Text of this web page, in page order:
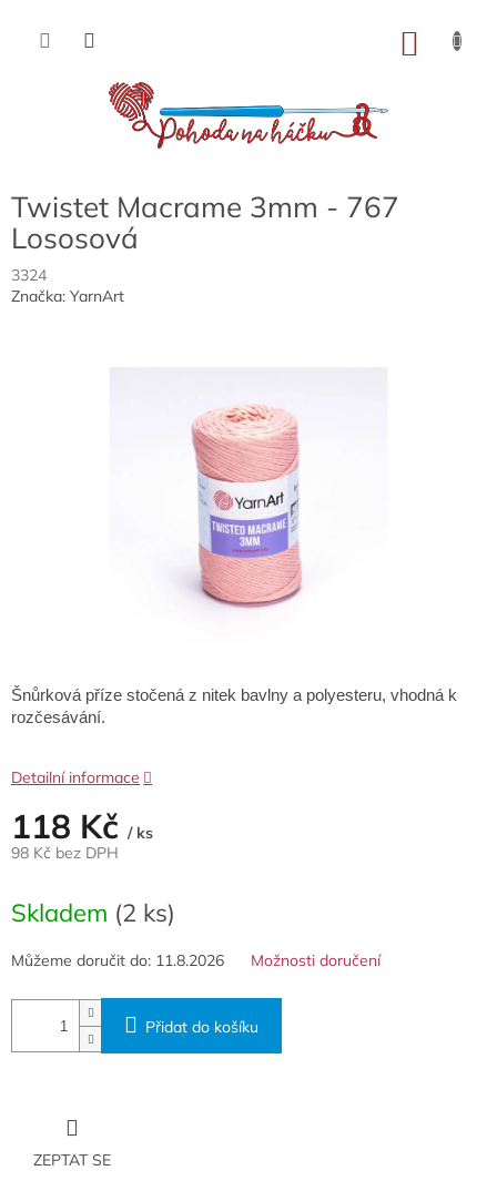
obsah
Twistet Macrame 3mm - 767
Lososová
3324
Značka: YarnArt
118 Kč / ks
98 Kč bez DPH
cena:
Skladem (2 ks)
Můžeme doručit do: 11.8.2026 Možnosti doručení
Přidat do košíku
Šnůrková příze stočená z nitek bavlny a polyesteru, vhodná k
rozčesávání.
Detailní informace
ZEPTAT SE